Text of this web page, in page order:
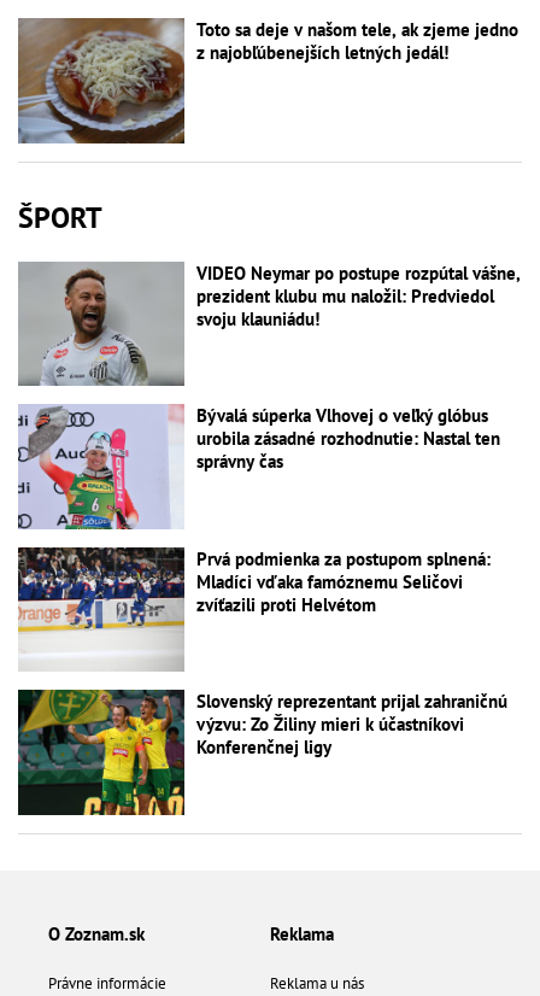
Toto sa deje v našom tele, ak zjeme jedno
z najobľúbenejších letných jedál!
ŠPORT
VIDEO Neymar po postupe rozpútal vášne,
prezident klubu mu naložil: Predviedol
svoju klauniádu!
Bývalá súperka Vlhovej o veľký glóbus
urobila zásadné rozhodnutie: Nastal ten
správny čas
Prvá podmienka za postupom splnená:
Mladíci vďaka famóznemu Seličovi
zvíťazili proti Helvétom
Slovenský reprezentant prijal zahraničnú
výzvu: Zo Žiliny mieri k účastníkovi
Konferenčnej ligy
O Zoznam.sk
Právne informácie
Reklama
Reklama u nás